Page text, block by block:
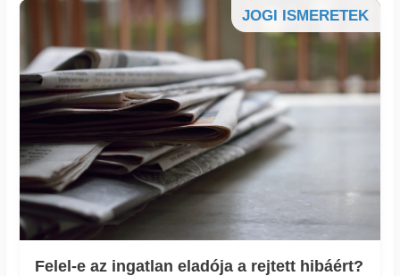
JOGI ISMERETEK
Felel-e az ingatlan eladója a rejtett hibáért?